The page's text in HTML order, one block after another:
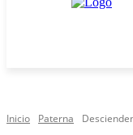
Inicio Paterna